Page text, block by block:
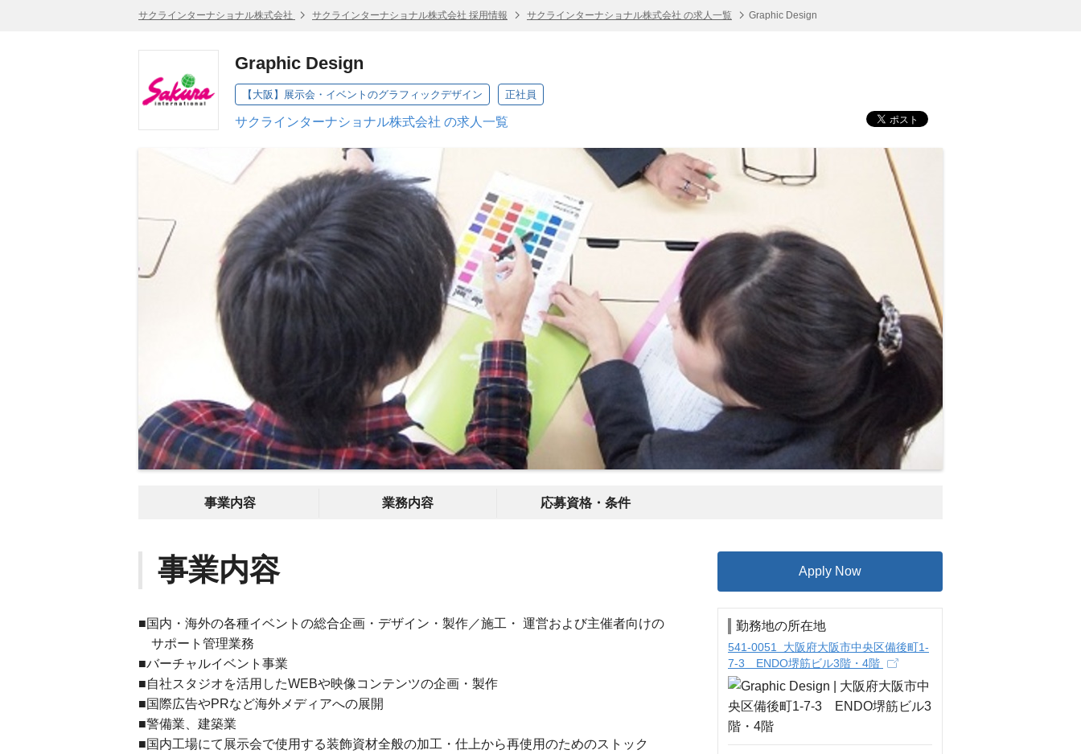
サクラインターナショナル株式会社 サクラインターナショナル株式会社 採用情報 サクラインターナショナル株式会社 の求人一覧 Graphic Design
Graphic Design
【大阪】展示会・イベントのグラフィックデザイン 正社員
サクラインターナショナル株式会社 の求人一覧
事業内容 業務内容 応募資格・条件
事業内容
■国内・海外の各種イベントの総合企画・デザイン・製作／施工・ 運営および主催者向けの
サポート管理業務
■バーチャルイベント事業
■自社スタジオを活用したWEBや映像コンテンツの企画・製作
■国際広告やPRなど海外メディアへの展開
■警備業、建築業
■国内工場にて展示会で使用する装飾資材全般の加工・仕上から再使用のためのストック
Apply Now
勤務地の所在地
541-0051 大阪府大阪市中央区備後町1-
7-3 ENDO堺筋ビル3階・4階